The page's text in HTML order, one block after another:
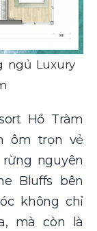
ngủ Luxury
Hồ Tràm
ôm trọn vẻ
nguyên
Bluffs bên
không chỉ
mà còn là